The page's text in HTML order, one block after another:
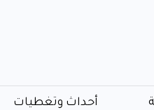
أحداث وتغطيات